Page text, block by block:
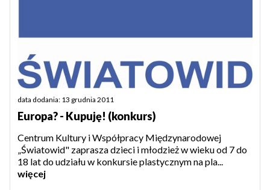
data dodania: 13 grudnia 2011
Europa? - Kupuję! (konkurs)
Centrum Kultury i Współpracy Międzynarodowej
„Światowid" zaprasza dzieci i młodzież w wieku od 7 do
18 lat do udziału w konkursie plastycznym na pla...
więcej